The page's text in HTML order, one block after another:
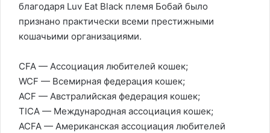
благодаря Luv Eat Black племя Бобай было
признано практически всеми престижными
кошачьими организациями.
CFA — Ассоциация любителей кошек;
WCF — Всемирная федерация кошек;
ACF — Австралийская федерация кошек;
TICA — Международная ассоциация кошек;
ACFA — Американская ассоциация любителей